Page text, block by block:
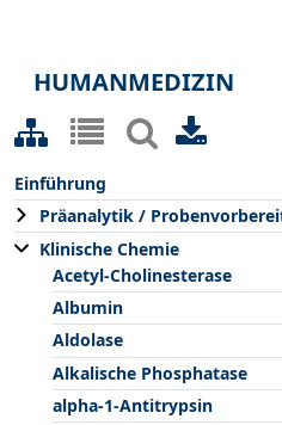
HUMANMEDIZIN
Einführung
Präanalytik /
Klinische Chemie
Acetyl-Cholinesterase
Albumin
Aldolase
Alkalische Phosphatase
alpha-1-Antitrypsin